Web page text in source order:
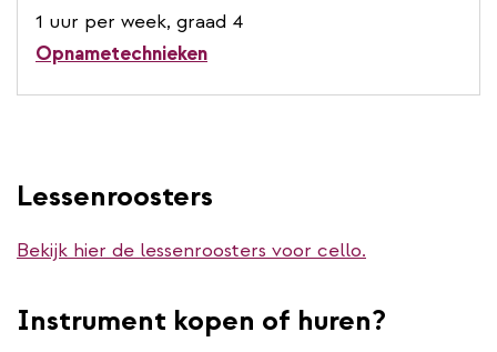
1 uur per week, graad 4
Opnametechnieken
Lessenroosters
Bekijk hier de lessenroosters voor cello.
Instrument kopen of huren?